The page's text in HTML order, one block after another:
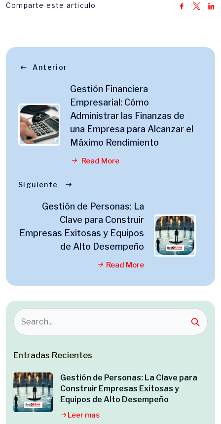
Comparte este articulo
Anterior
Gestión Financiera
Empresarial: Cómo
Administrar las Finanzas de
una Empresa para Alcanzar el
Máximo Rendimiento
Read More
Siguiente
Gestión de Personas: La
Clave para Construir
Empresas Exitosas y Equipos
de Alto Desempeño
Read More
Entradas Recientes
Gestión de Personas: La Clave para
Construir Empresas Exitosas y
Equipos de Alto Desempeño
Leer mas